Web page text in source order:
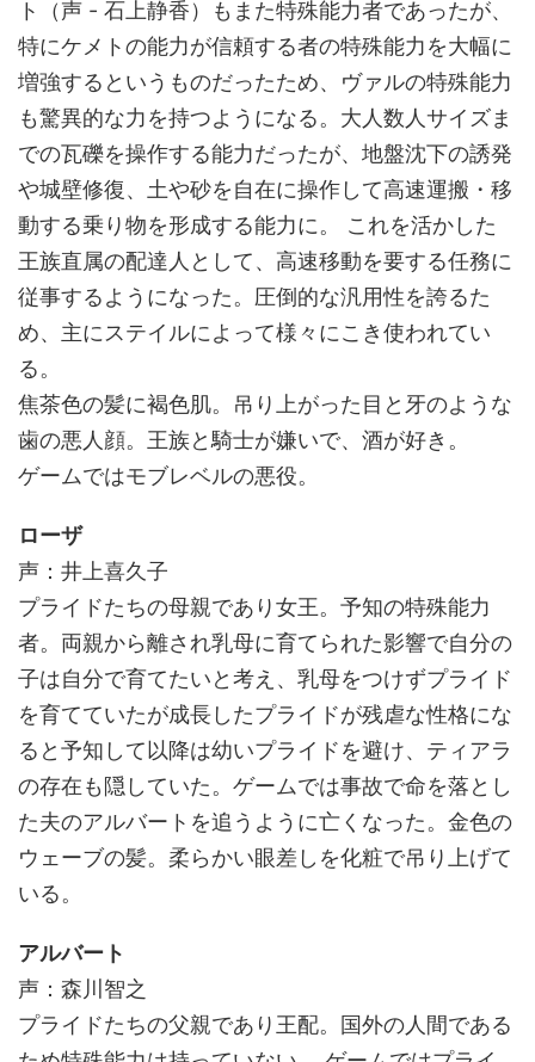
ト（声 - 石上静香）もまた特殊能力者であったが、
特にケメトの能力が信頼する者の特殊能力を大幅に
増強するというものだったため、ヴァルの特殊能力
も驚異的な力を持つようになる。大人数人サイズま
での瓦礫を操作する能力だったが、地盤沈下の誘発
や城壁修復、土や砂を自在に操作して高速運搬・移
動する乗り物を形成する能力に。 これを活かした
王族直属の配達人として、高速移動を要する任務に
従事するようになった。圧倒的な汎用性を誇るた
め、主にステイルによって様々にこき使われてい
る。
焦茶色の髪に褐色肌。吊り上がった目と牙のような
歯の悪人顔。王族と騎士が嫌いで、酒が好き。
ゲームではモブレベルの悪役。
ローザ
声：井上喜久子
プライドたちの母親であり女王。予知の特殊能力
者。両親から離され乳母に育てられた影響で自分の
子は自分で育てたいと考え、乳母をつけずプライド
を育てていたが成長したプライドが残虐な性格にな
ると予知して以降は幼いプライドを避け、ティアラ
の存在も隠していた。ゲームでは事故で命を落とし
た夫のアルバートを追うように亡くなった。金色の
ウェーブの髪。柔らかい眼差しを化粧で吊り上げて
いる。
アルバート
声：森川智之
プライドたちの父親であり王配。国外の人間である